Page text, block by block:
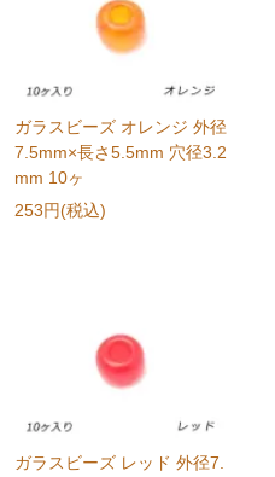
ガラスビーズ オレンジ 外径
7.5mm×長さ5.5mm 穴径3.2
mm 10ヶ
253円(税込)
ガラスビーズ レッド 外径7.